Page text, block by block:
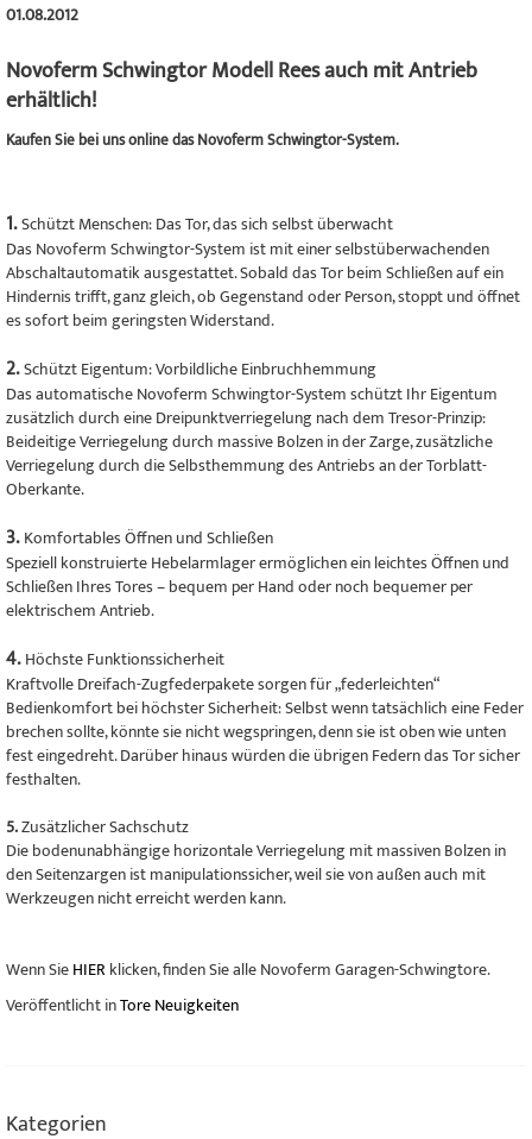
01.08.2012
Novoferm Schwingtor Modell Rees auch mit Antrieb
erhältlich!
Kaufen Sie bei uns online das Novoferm Schwingtor-System.
1.Schützt Menschen: Das Tor, das sich selbst überwacht
Das Novoferm Schwingtor-System ist mit einer selbstüberwachenden
Abschaltautomatik ausgestattet. Sobald das Tor beim Schließen auf ein
Hindernis trifft, ganz gleich, ob Gegenstand oder Person, stoppt und öffnet
es sofort beim geringsten Widerstand.
2.Schützt Eigentum: Vorbildliche Einbruchhemmung
Das automatische Novoferm Schwingtor-System schützt Ihr Eigentum
zusätzlich durch eine Dreipunktverriegelung nach dem Tresor-Prinzip:
Beideitige Verriegelung durch massive Bolzen in der Zarge, zusätzliche
Verriegelung durch die Selbsthemmung des Antriebs an der Torblatt-
Oberkante.
3. Komfortables Öffnen und Schließen
Speziell konstruierte Hebelarmlager ermöglichen ein leichtes Öffnen und
Schließen Ihres Tores – bequem per Hand oder noch bequemer per
elektrischem Antrieb.
4. Höchste Funktionssicherheit
Kraftvolle Dreifach-Zugfederpakete sorgen für „federleichten“
Bedienkomfort bei höchster Sicherheit: Selbst wenn tatsächlich eine Feder
brechen sollte, könnte sie nicht wegspringen, denn sie ist oben wie unten
fest eingedreht. Darüber hinaus würden die übrigen Federn das Tor sicher
festhalten.
5.Zusätzlicher Sachschutz
Die bodenunabhängige horizontale Verriegelung mit massiven Bolzen in
den Seitenzargen ist manipulationssicher, weil sie von außen auch mit
Werkzeugen nicht erreicht werden kann.
Wenn SieHIER klicken, finden Sie alle Novoferm Garagen-Schwingtore.
Veröffentlicht inTore Neuigkeiten
Kategorien